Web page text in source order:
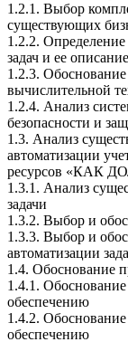
1.2.1. Выбор
существующих
1.2.2. Определение
задач и ее описание
1.2.3.
вычислительной
1.2.4. Анализ
безопасности и
1.3. Анализ
автоматизации
ресурсов «КАК
1.3.1. Анализ
задачи
1.3.2. Выбор и
1.3.3. Выбор и
автоматизации
1.4. Обоснование
1.4.1.
обеспечению
1.4.2.
обеспечению